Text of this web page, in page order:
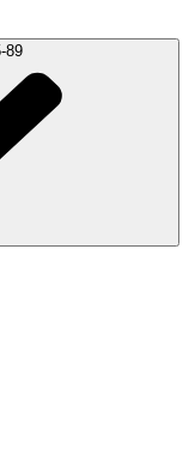
+7 (4152) 26-05-89